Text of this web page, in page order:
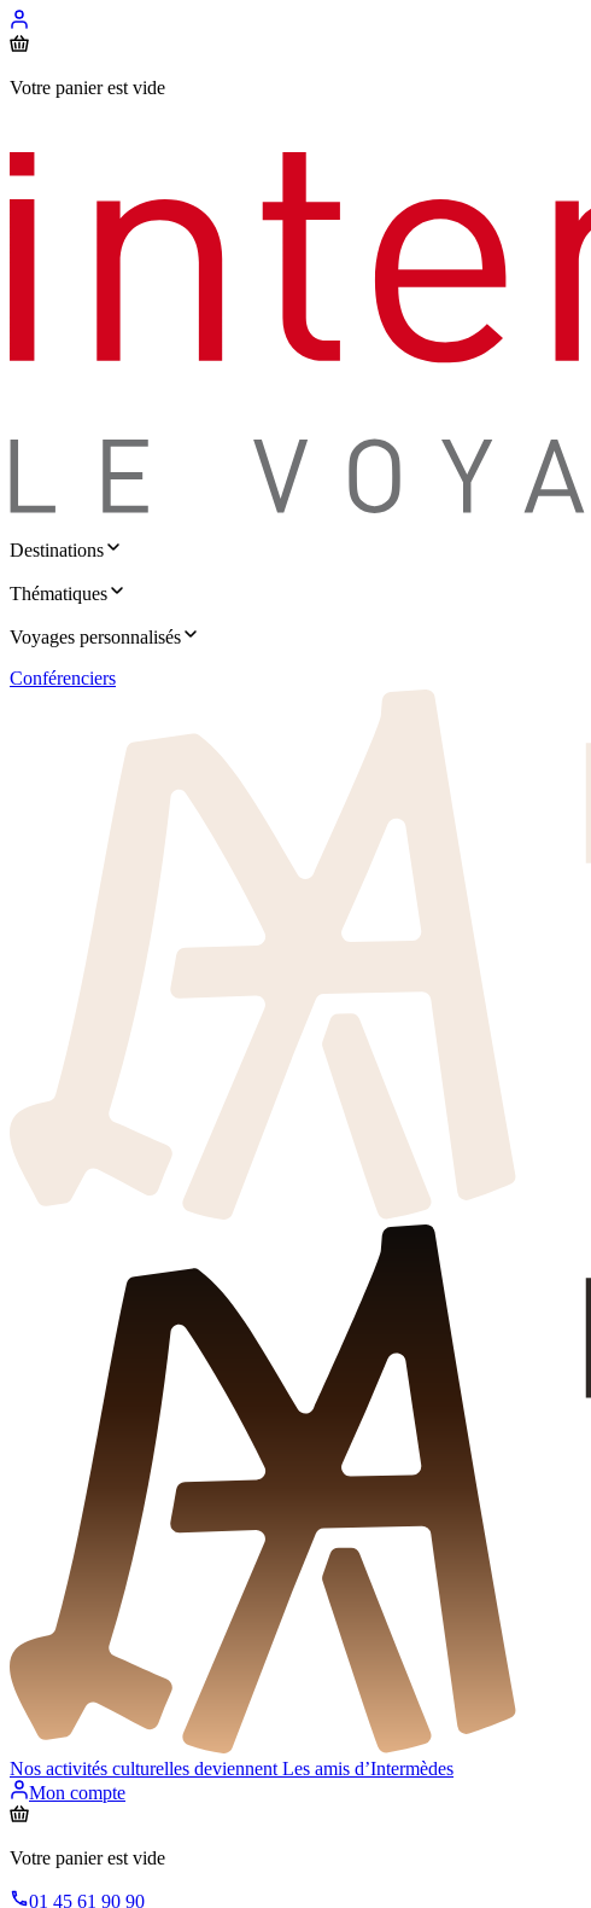
Votre panier est vide
Destinations
Thématiques
Voyages personnalisés
Conférenciers
Nos activités culturelles deviennent Les amis d’Intermèdes
Mon compte
Votre panier est vide
01 45 61 90 90